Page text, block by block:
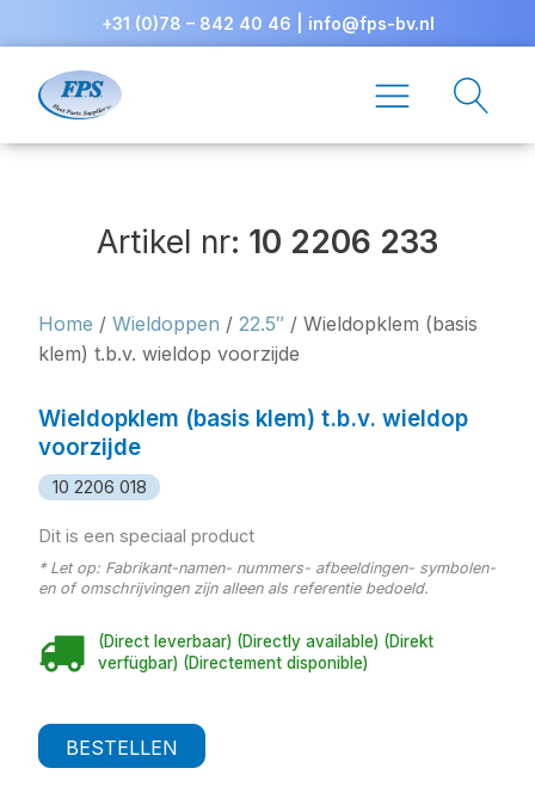
+31 (0)78 – 842 40 46 info@fps-bv.nl
Artikel nr: 10 2206 233
Home / Wieldoppen / 22.5″ / Wieldopklem (basis
klem) t.b.v. wieldop voorzijde
Wieldopklem (basis klem) t.b.v. wieldop
voorzijde
10 2206 018
Dit is een speciaal product
* Let op: Fabrikant-namen- nummers- afbeeldingen- symbolen-
en of omschrijvingen zijn alleen als referentie bedoeld.
(Direct leverbaar) (Directly available) (Direkt
verfügbar) (Directement disponible)
BESTELLEN